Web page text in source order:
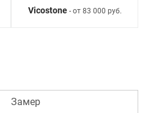
Vicostone- от 83 000 руб.
Замер